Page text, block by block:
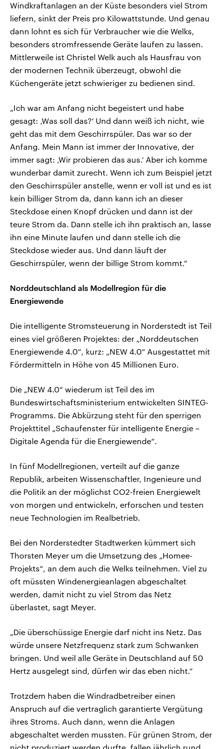
Windkraftanlagen an der Küste besonders viel Strom
liefern, sinkt der Preis pro Kilowattstunde. Und genau
dann lohnt es sich für Verbraucher wie die Welks,
besonders stromfressende Geräte laufen zu lassen.
Mittlerweile ist Christel Welk auch als Hausfrau von
der modernen Technik überzeugt, obwohl die
Küchengeräte jetzt schwieriger zu bedienen sind.
„Ich war am Anfang nicht begeistert und habe
gesagt: ‚Was soll das?‘ Und dann weiß ich nicht, wie
geht das mit dem Geschirrspüler. Das war so der
Anfang. Mein Mann ist immer der Innovative, der
immer sagt: ‚Wir probieren das aus.‘ Aber ich komme
wunderbar damit zurecht. Wenn ich zum Beispiel jetzt
den Geschirrspüler anstelle, wenn er voll ist und es ist
kein billiger Strom da, dann kann ich an dieser
Steckdose einen Knopf drücken und dann ist der
teure Strom da. Dann stelle ich ihn praktisch an, lasse
ihn eine Minute laufen und dann stelle ich die
Steckdose wieder aus. Und dann läuft der
Geschirrspüler, wenn der billige Strom kommt.“
Norddeutschland als Modellregion für die
Energiewende
Die intelligente Stromsteuerung in Norderstedt ist Teil
eines viel größeren Projektes: der „Norddeutschen
Energiewende 4.0“, kurz: „NEW 4.0“ Ausgestattet mit
Fördermitteln in Höhe von 45 Millionen Euro.
Die „NEW 4.0“ wiederum ist Teil des im
Bundeswirtschaftsministerium entwickelten SINTEG-
Programms. Die Abkürzung steht für den sperrigen
Projekttitel „Schaufenster für intelligente Energie –
Digitale Agenda für die Energiewende“.
In fünf Modellregionen, verteilt auf die ganze
Republik, arbeiten Wissenschaftler, Ingenieure und
die Politik an der möglichst CO2-freien Energiewelt
von morgen und entwickeln, erforschen und testen
neue Technologien im Realbetrieb.
Bei den Norderstedter Stadtwerken kümmert sich
Thorsten Meyer um die Umsetzung des „Homee-
Projekts“, an dem auch die Welks teilnehmen. Viel zu
oft müssten Windenergieanlagen abgeschaltet
werden, damit nicht zu viel Strom das Netz
überlastet, sagt Meyer.
„Die überschüssige Energie darf nicht ins Netz. Das
würde unsere Netzfrequenz stark zum Schwanken
bringen. Und weil alle Geräte in Deutschland auf 50
Hertz ausgelegt sind, dürfen wir das eben nicht.“
Trotzdem haben die Windradbetreiber einen
Anspruch auf die vertraglich garantierte Vergütung
ihres Stroms. Auch dann, wenn die Anlagen
abgeschaltet werden mussten. Für grünen Strom, der